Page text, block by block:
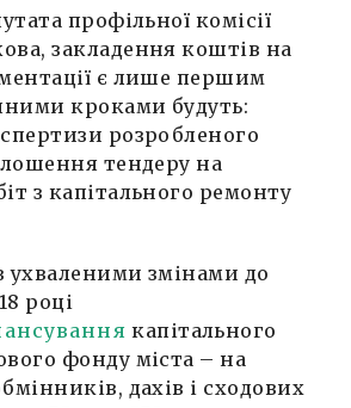
профільної комісії
закладення коштів на
є лише першим
кроками будуть:
розробленого
тендеру на
з капітального ремонту
ухваленими змінами до
році
капітального
фонду міста – на
дахів і сходових